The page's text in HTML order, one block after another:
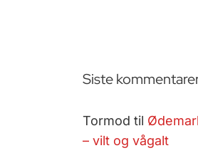
Siste
Tormod til
– vilt og vågalt